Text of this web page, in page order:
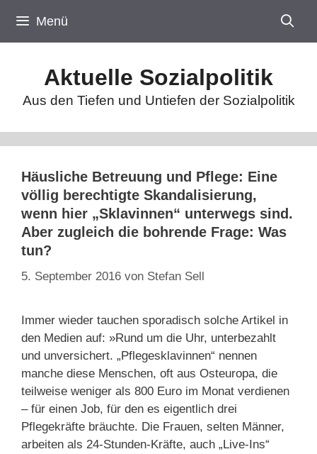
Inhalt
springen
Menü
Aktuelle Sozialpolitik
Aus den Tiefen und Untiefen der Sozialpolitik
Häusliche Betreuung und Pflege: Eine
völlig berechtigte Skandalisierung,
wenn hier „Sklavinnen“ unterwegs sind.
Aber zugleich die bohrende Frage: Was
tun?
5. September 2016 von Stefan Sell
Immer wieder tauchen sporadisch solche Artikel in
den Medien auf: »Rund um die Uhr, unterbezahlt
und unversichert. „Pflegesklavinnen“ nennen
manche diese Menschen, oft aus Osteuropa, die
teilweise weniger als 800 Euro im Monat verdienen
– für einen Job, für den es eigentlich drei
Pflegekräfte bräuchte. Die Frauen, selten Männer,
arbeiten als 24-Stunden-Kräfte, auch „Live-Ins“